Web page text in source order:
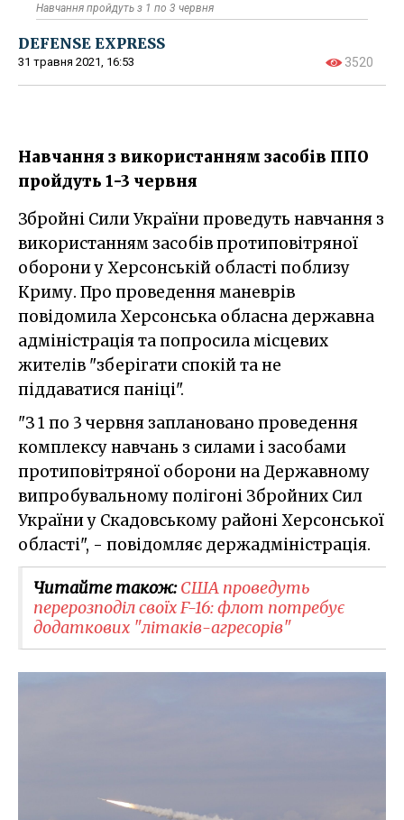
Навчання пройдуть з 1 по 3 червня
DEFENSE EXPRESS
31 травня 2021, 16:53 3520
Навчання з використанням засобів ППО
пройдуть 1-3 червня
Збройні Сили України проведуть навчання з
використанням засобів протиповітряної
оборони у Херсонській області поблизу
Криму. Про проведення маневрів
повідомила Херсонська обласна державна
адміністрація та попросила місцевих
жителів "зберігати спокій та не
піддаватися паніці".
"З 1 по 3 червня заплановано проведення
комплексу навчань з силами і засобами
протиповітряної оборони на Державному
випробувальному полігоні Збройних Сил
України у Скадовському районі Херсонської
області", - повідомляє держадміністрація.
Читайте також:США проведуть
перерозподіл своїх F-16: флот потребує
додаткових "літаків-агресорів"